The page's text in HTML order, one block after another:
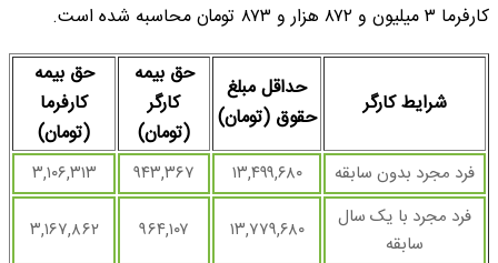
کارفرما ۳ میلیون و ۸۷۲ هزار و ۸۷۳ تومان محاسبه شده است.
شرایط کارگر
حداقل مبلغ
حقوق (تومان)
حق بیمه
کارگر
(تومان)
حق بیمه
کارفرما
(تومان)
فرد مجرد بدون سابقه ۱۳,۴۹۹,۶۸۰ ۹۴۳,۳۶۷
۳,۱۰۶,۳۱۳
فرد مجرد با یک سال
سابقه
۱۳,۷۷۹,۶۸۰ ۹۶۴,۱۰۷ ۳,۱۶۷,۸۶۲